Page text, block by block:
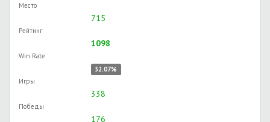
Место
715
Рейтинг
1098
Win Rate
52.07%
Игры
338
Победы
176